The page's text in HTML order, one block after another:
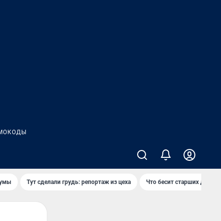
Тут сделали грудь: репортаж из цеха Что бесит старших детей